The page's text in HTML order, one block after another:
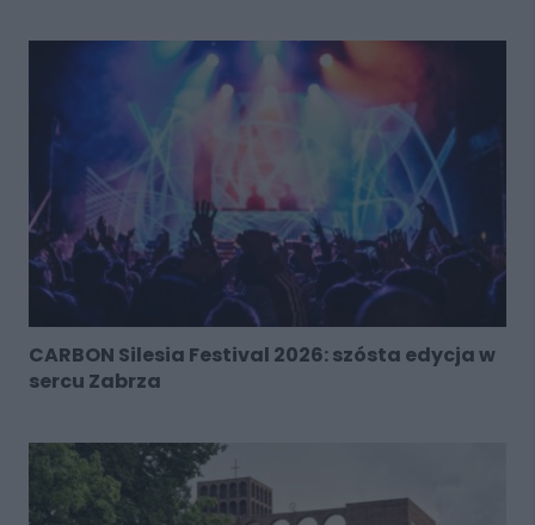
CARBON Silesia Festival 2026: szósta edycja w
sercu Zabrza